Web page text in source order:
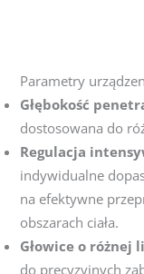
Parametry
Głębokość
dostosowana do
Regulacja
indywidualne
na efektywne
obszarach ciała.
Głowice o różnej
do precyzyjnych